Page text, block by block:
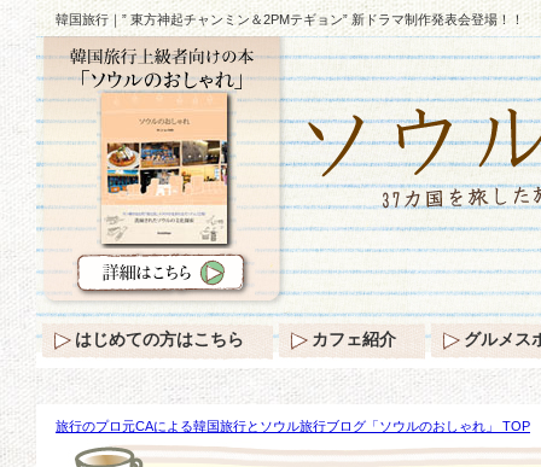
韓国旅行｜” 東方神起チャンミン＆2PMテギョン” 新ドラマ制作発表会登場！！
旅行のプロ元CAによる韓国旅行とソウル旅行ブログ「ソウルのおしゃれ」 TOP
方神起チャンミン＆2PMテギョン” 新ドラマ制作発表会登場！！
はじめての方はこちら カフェ紹介 グルメス